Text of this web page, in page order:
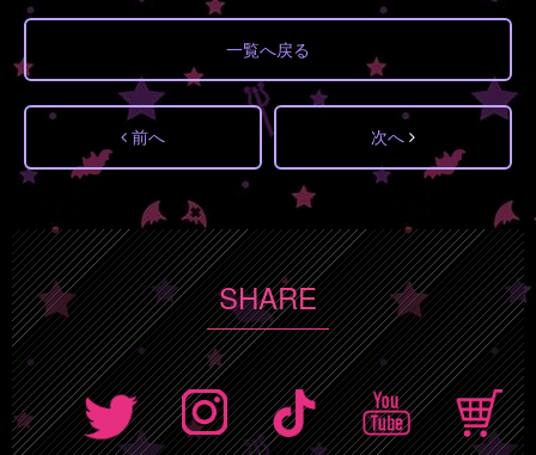
前へ
一覧へ戻る
次へ
SHARE